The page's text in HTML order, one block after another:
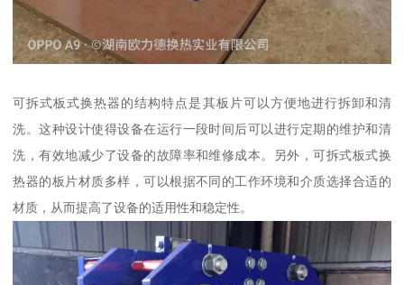
可拆式板式换热器的结构特点是其板片可以方便地进行拆卸和清
洗。这种设计使得设备在运行一段时间后可以进行定期的维护和清
洗，有效地减少了设备的故障率和维修成本。另外，可拆式板式换
热器的板片材质多样，可以根据不同的工作环境和介质选择合适的
材质，从而提高了设备的适用性和稳定性。